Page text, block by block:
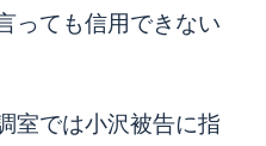
っても信用できない
室では小沢被告に指